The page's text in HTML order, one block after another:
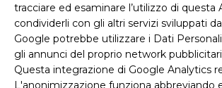
tracciare ed esaminare l’utilizzo di
condividerli con gli altri servizi sviluppati
Google potrebbe utilizzare i Dati
gli annunci del proprio network
Questa integrazione di Google Analytics
L'anonimizzazione funziona